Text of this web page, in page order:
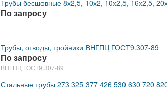
Трубы бесшовные 8х2,5, 10х2, 10х2,5, 16х2,5,
По запросу
Трубы, отводы, тройники ВНГПЦ ГОСТ9.307-89
По запросу
ВНГПЦ ГОСТ9.307-89
Стальные трубы 273 325 377 426 530 630 720